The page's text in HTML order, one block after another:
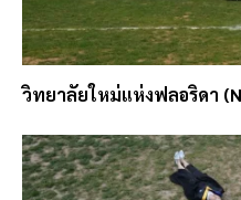
วิทยาลัยใหม่แห่งฟลอริดา